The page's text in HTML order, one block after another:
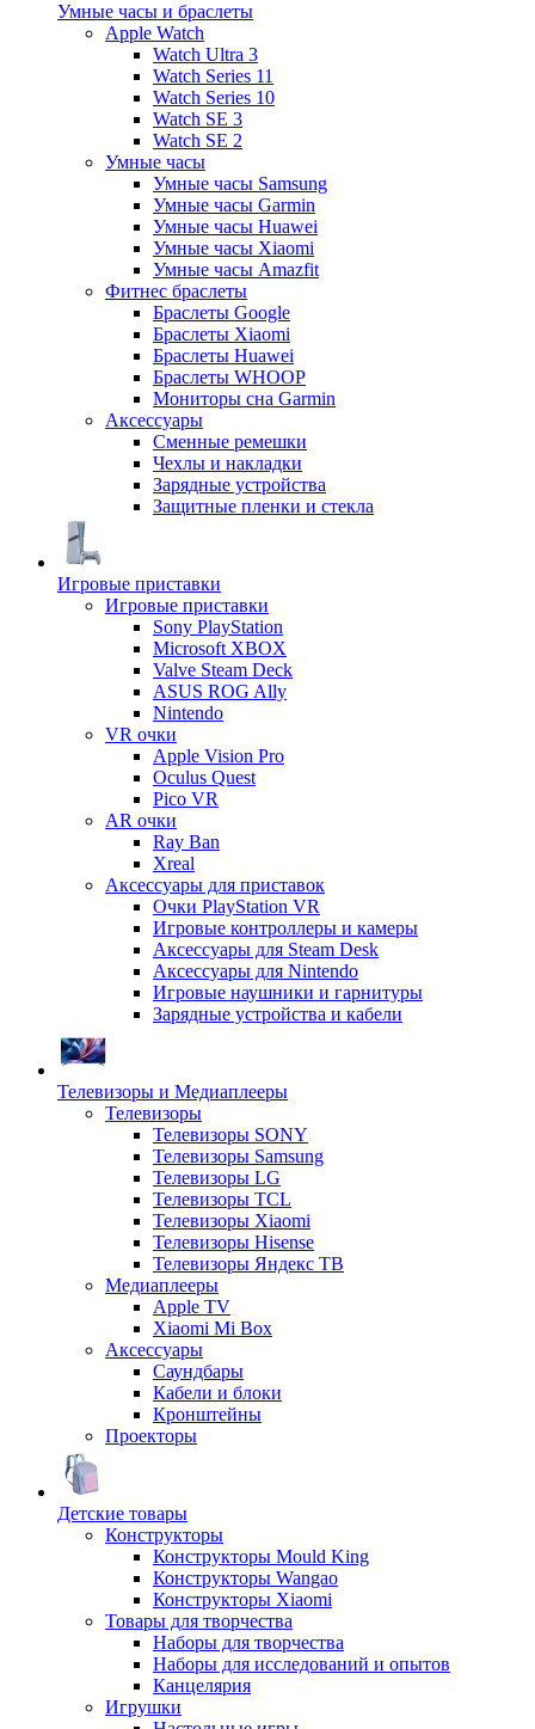
Умные часы и браслеты
Apple Watch
Watch Ultra 3
Watch Series 11
Watch Series 10
Watch SE 3
Watch SE 2
Умные часы
Умные часы Samsung
Умные часы Garmin
Умные часы Huawei
Умные часы Xiaomi
Умные часы Amazfit
Фитнес браслеты
Браслеты Google
Браслеты Xiaomi
Браслеты Huawei
Браслеты WHOOP
Мониторы сна Garmin
Аксессуары
Сменные ремешки
Чехлы и накладки
Зарядные устройства
Защитные пленки и стекла
Игровые приставки
Игровые приставки
Sony PlayStation
Microsoft XBOX
Valve Steam Deck
ASUS ROG Ally
Nintendo
VR очки
Apple Vision Pro
Oculus Quest
Pico VR
AR очки
Ray Ban
Xreal
Аксессуары для приставок
Очки PlayStation VR
Игровые контроллеры и камеры
Аксессуары для Steam Desk
Аксессуары для Nintendo
Игровые наушники и гарнитуры
Зарядные устройства и кабели
Телевизоры и Медиаплееры
Телевизоры
Телевизоры SONY
Телевизоры Samsung
Телевизоры LG
Телевизоры TCL
Телевизоры Xiaomi
Телевизоры Hisense
Телевизоры Яндекс ТВ
Медиаплееры
Apple TV
Xiaomi Mi Box
Аксессуары
Саундбары
Кабели и блоки
Кронштейны
Проекторы
Детские товары
Конструкторы
Конструкторы Mould King
Конструкторы Wangao
Конструкторы Xiaomi
Товары для творчества
Наборы для творчества
Наборы для исследований и опытов
Канцелярия
Игрушки